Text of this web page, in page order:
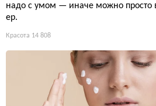
надо с умом — иначе можно просто
ер.
Красота 14 808